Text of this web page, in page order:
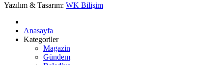
Yazılım & Tasarım: WK Bilişim
Anasayfa
Kategoriler
Magazin
Gündem